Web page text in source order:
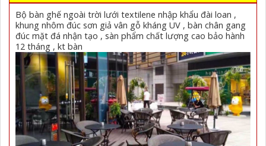
Bộ bàn ghế ngoài trời lưới textilene nhập khẩu đài loan ,
khung nhôm đúc sơn giả vân gỗ kháng UV , bàn chân gang
đúc mặt đá nhận tạo , sàn phẩm chất lượng cao bảo hành
12 tháng , kt bàn